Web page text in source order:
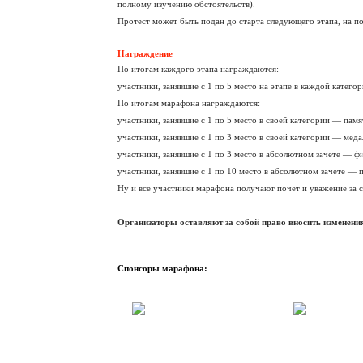
полному изучению обстоятельств).
Протест может быть подан до старта следующего этапа, на
Награждение
По итогам каждого этапа награждаются:
участники, занявшие с 1 по 5 место на этапе в каждой
По итогам марафона награждаются:
участники, занявшие с 1 по 5 место в своей категории —
участники, занявшие с 1 по 3 место в своей категории —
участники, занявшие с 1 по 3 место в абсолютном зачете —
участники, занявшие с 1 по 10 место в абсолютном зачете —
Ну и все участники марафона получают почет и уважение за
Организаторы оставляют за собой право вносить
Спонсоры марафона: